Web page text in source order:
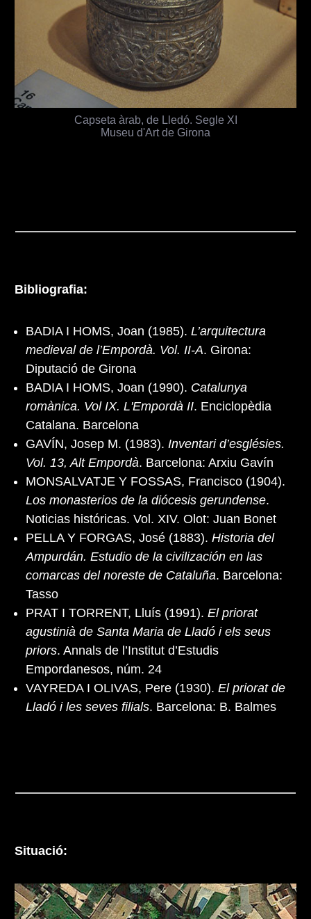
Capseta àrab, de Lledó. Segle XI
Museu d'Art de Girona
Bibliografia:
BADIA I HOMS, Joan (1985). L’arquitectura
medieval de l’Empordà. Vol. II-A. Girona:
Diputació de Girona
BADIA I HOMS, Joan (1990). Catalunya
romànica. Vol IX. L'Empordà II. Enciclopèdia
Catalana. Barcelona
GAVÍN, Josep M. (1983). Inventari d’esglésies.
Vol. 13, Alt Empordà. Barcelona: Arxiu Gavín
MONSALVATJE Y FOSSAS, Francisco (1904).
Los monasterios de la diócesis gerundense.
Noticias históricas. Vol. XIV. Olot: Juan Bonet
PELLA Y FORGAS, José (1883). Historia del
Ampurdán. Estudio de la civilización en las
comarcas del noreste de Cataluña. Barcelona:
Tasso
PRAT I TORRENT, Lluís (1991). El priorat
agustinià de Santa Maria de Lladó i els seus
priors. Annals de l’Institut d’Estudis
Empordanesos, núm. 24
VAYREDA I OLIVAS, Pere (1930). El priorat de
Lladó i les seves filials. Barcelona: B. Balmes
Situació: